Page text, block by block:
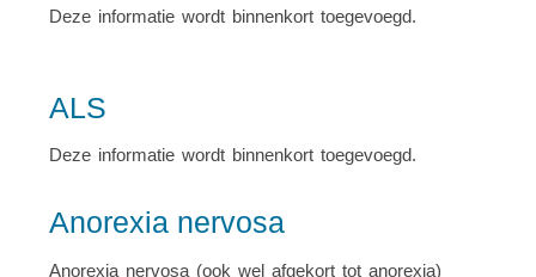
Deze informatie wordt binnenkort toegevoegd.
ALS
Deze informatie wordt binnenkort toegevoegd.
Anorexia nervosa
Anorexia nervosa (ook wel afgekort tot anorexia)